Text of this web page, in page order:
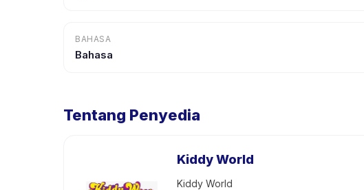
BAHASA
Bahasa
Tentang Penyedia
Kiddy World
Kiddy World